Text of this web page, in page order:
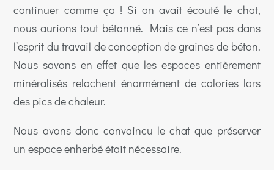
continuer comme ça ! Si on avait écouté le chat,
nous aurions tout bétonné. Mais ce n’est pas dans
l’esprit du travail de conception de graines de béton.
Nous savons en effet que les espaces entièrement
minéralisés relachent énormément de calories lors
des pics de chaleur.
Nous avons donc convaincu le chat que préserver
un espace enherbé était nécessaire.